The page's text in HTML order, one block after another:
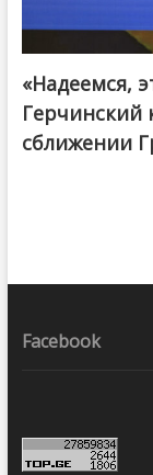
«Надеемся,
Герчинский
сближении
Facebook